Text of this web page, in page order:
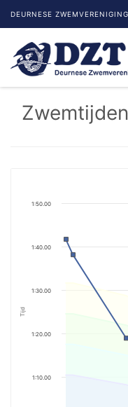
DEURNESE
Tijd
1:10.00
1:20.00
1:30.00
1:40.00
1:50.00